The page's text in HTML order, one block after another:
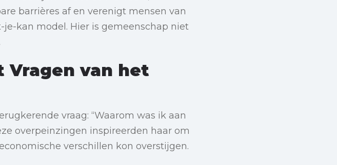
barrières af en verenigt mensen van
kan model. Hier is gemeenschap niet
Vragen van het
vraag: “Waarom was ik aan
overpeinzingen inspireerden haar om
verschillen kon overstijgen.